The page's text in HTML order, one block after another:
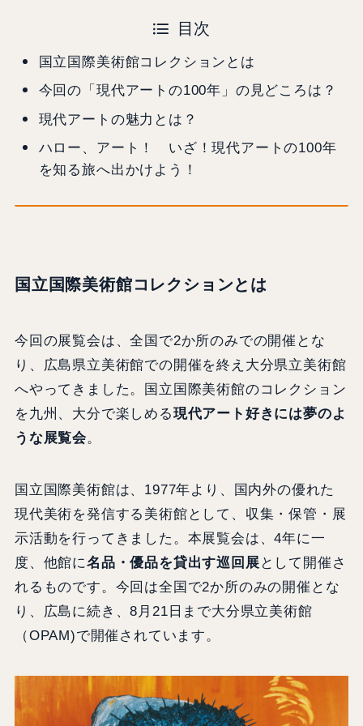
目次
国立国際美術館コレクションとは
今回の「現代アートの100年」の見どころは？
現代アートの魅力とは？
ハロー、アート！ いざ！現代アートの100年
を知る旅へ出かけよう！
国立国際美術館コレクションとは
今回の展覧会は、全国で2か所のみでの開催とな
り、広島県立美術館での開催を終え大分県立美術館
へやってきました。国立国際美術館のコレクション
を九州、大分で楽しめる現代アート好きには夢のよ
うな展覧会。
国立国際美術館は、1977年より、国内外の優れた
現代美術を発信する美術館として、収集・保管・展
示活動を行ってきました。本展覧会は、4年に一
度、他館に名品・優品を貸出す巡回展 として開催さ
れるものです。今回は全国で2か所のみの開催とな
り、広島に続き、8月21日まで大分県立美術館
（OPAM)で開催されています。